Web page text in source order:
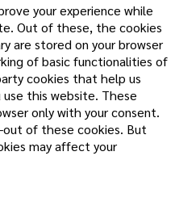
your experience while
Out of these, the cookies
are stored on your browser
of basic functionalities of
cookies that help us
use this website. These
only with your consent.
of these cookies. But
may affect your